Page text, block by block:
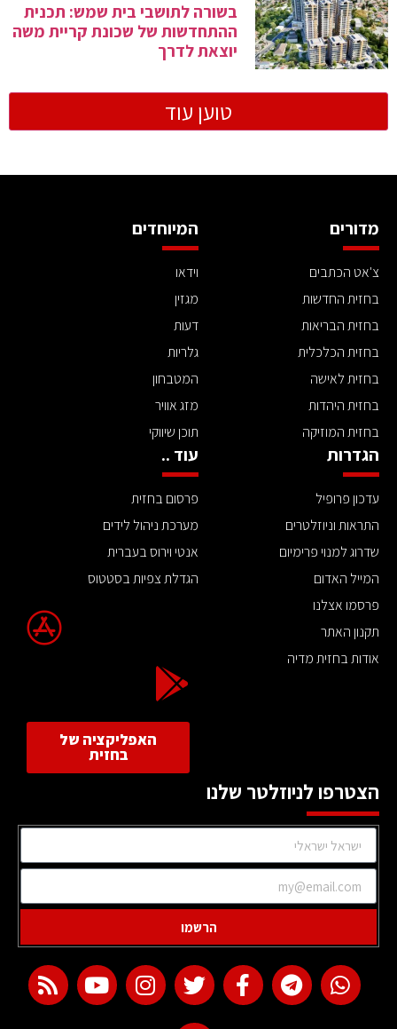
בשורה לתושבי בית שמש: תכנית
ההתחדשות של שכונת קריית משה
יוצאת לדרך
טוען עוד
מדורים
צ'אט הכתבים
בחזית החדשות
בחזית הבריאות
בחזית הכלכלית
בחזית לאישה
בחזית היהדות
בחזית המוזיקה
המיוחדים
וידאו
מגזין
דעות
גלריות
המטבחון
מזג אוויר
תוכן שיווקי
הגדרות
עדכון פרופיל
התראות וניוזלטרים
שדרוג למנוי פרימיום
המייל האדום
פרסמו אצלנו
תקנון האתר
אודות בחזית מדיה
עוד ..
פרסום בחזית
מערכת ניהול לידים
אנטי וירוס בעברית
הגדלת צפיות בסטטוס
האפליקציה של
בחזית
הצטרפו לניוזלטר שלנו
הרשמו